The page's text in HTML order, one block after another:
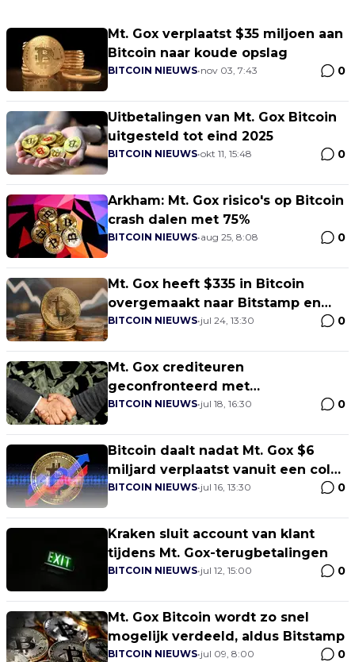
Mt. Gox verplaatst $35 miljoen aan
Bitcoin naar koude opslag
BITCOIN NIEUWS•nov 03, 7:43 0
Uitbetalingen van Mt. Gox Bitcoin
uitgesteld tot eind 2025
BITCOIN NIEUWS•okt 11, 15:48 0
Arkham: Mt. Gox risico's op Bitcoin
crash dalen met 75%
BITCOIN NIEUWS•aug 25, 8:08 0
Mt. Gox heeft $335 in Bitcoin
overgemaakt naar Bitstamp en
onbekende wallet
BITCOIN NIEUWS•jul 24, 13:30 0
Mt. Gox crediteuren
geconfronteerd met
beveiligingsproblemen na
BITCOIN NIEUWS•jul 18, 16:30 0
Bitcoin daalt nadat Mt. Gox $6
miljard verplaatst vanuit een cold
wallet
BITCOIN NIEUWS•jul 16, 13:30 0
Kraken sluit account van klant
tijdens Mt. Gox-terugbetalingen
BITCOIN NIEUWS•jul 12, 15:00 0
Mt. Gox Bitcoin wordt zo snel
mogelijk verdeeld, aldus Bitstamp
BITCOIN NIEUWS•jul 09, 8:00 0